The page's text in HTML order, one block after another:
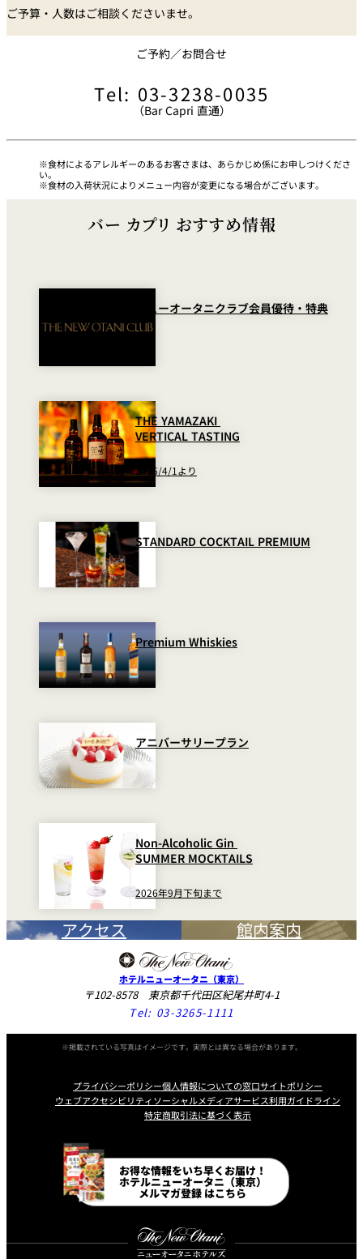
ご予算・人数はご相談くださいませ。
ご予約／お問合せ
Tel: 03-3238-0035
（Bar Capri 直通）
食材によるアレルギーのあるお客さまは、あらかじめ係にお申しつけくださ
い。
食材の入荷状況によりメニュー内容が変更になる場合がございます。
バー カプリ おすすめ情報
ニューオータニクラブ会員優待・特典
THE YAMAZAKI
VERTICAL TASTING
2026/4/1より
STANDARD COCKTAIL PREMIUM
Premium Whiskies
アニバーサリープラン
Non-Alcoholic Gin
SUMMER MOCKTAILS
2026年9月下旬まで
アクセス 館内案内
ホテルニューオータニ（東京）
〒102-8578 東京都千代田区紀尾井町4-1
Tel: 03-3265-1111
※掲載されている写真はイメージです。実際とは異なる場合があります。
プライバシーポリシー個人情報についての窓口サイトポリシー
ウェブアクセシビリティソーシャルメディアサービス利用ガイドライン
特定商取引法に基づく表示
お得な情報をいち早くお届け！
ホテルニューオータニ（東京）
メルマガ登録 はこちら